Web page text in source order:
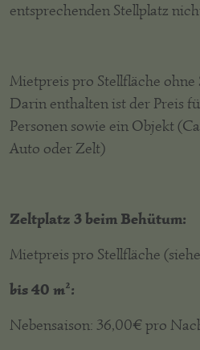
entsprechenden Stellplatz
Mietpreis pro Stellfläche ohne
Darin enthalten ist der Preis
Personen sowie ein Objekt
Auto oder Zelt)
Zeltplatz 3 beim Behütum:
Mietpreis pro Stellfläche
bis 40 m²:
Nebensaison: 36,00€ pro